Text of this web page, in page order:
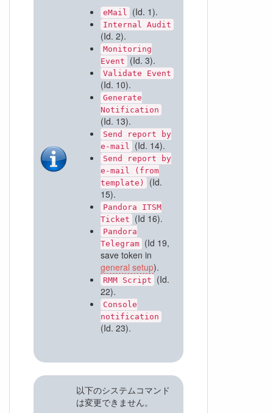
eMail (Id. 1).
Internal Audit
(Id. 2).
Monitoring
Event (Id. 3).
Validate Event
(Id. 10).
Generate
Notification
(Id. 13).
Send report by
e-mail (Id. 14).
Send report by
e-mail (from
template) (Id.
15).
Pandora ITSM
Ticket (Id 16).
Pandora
Telegram (Id 19,
save token in
general setup).
RMM Script (Id.
22).
Console
notification
(Id. 23).
以下のシステムコマンド
は変更できません。